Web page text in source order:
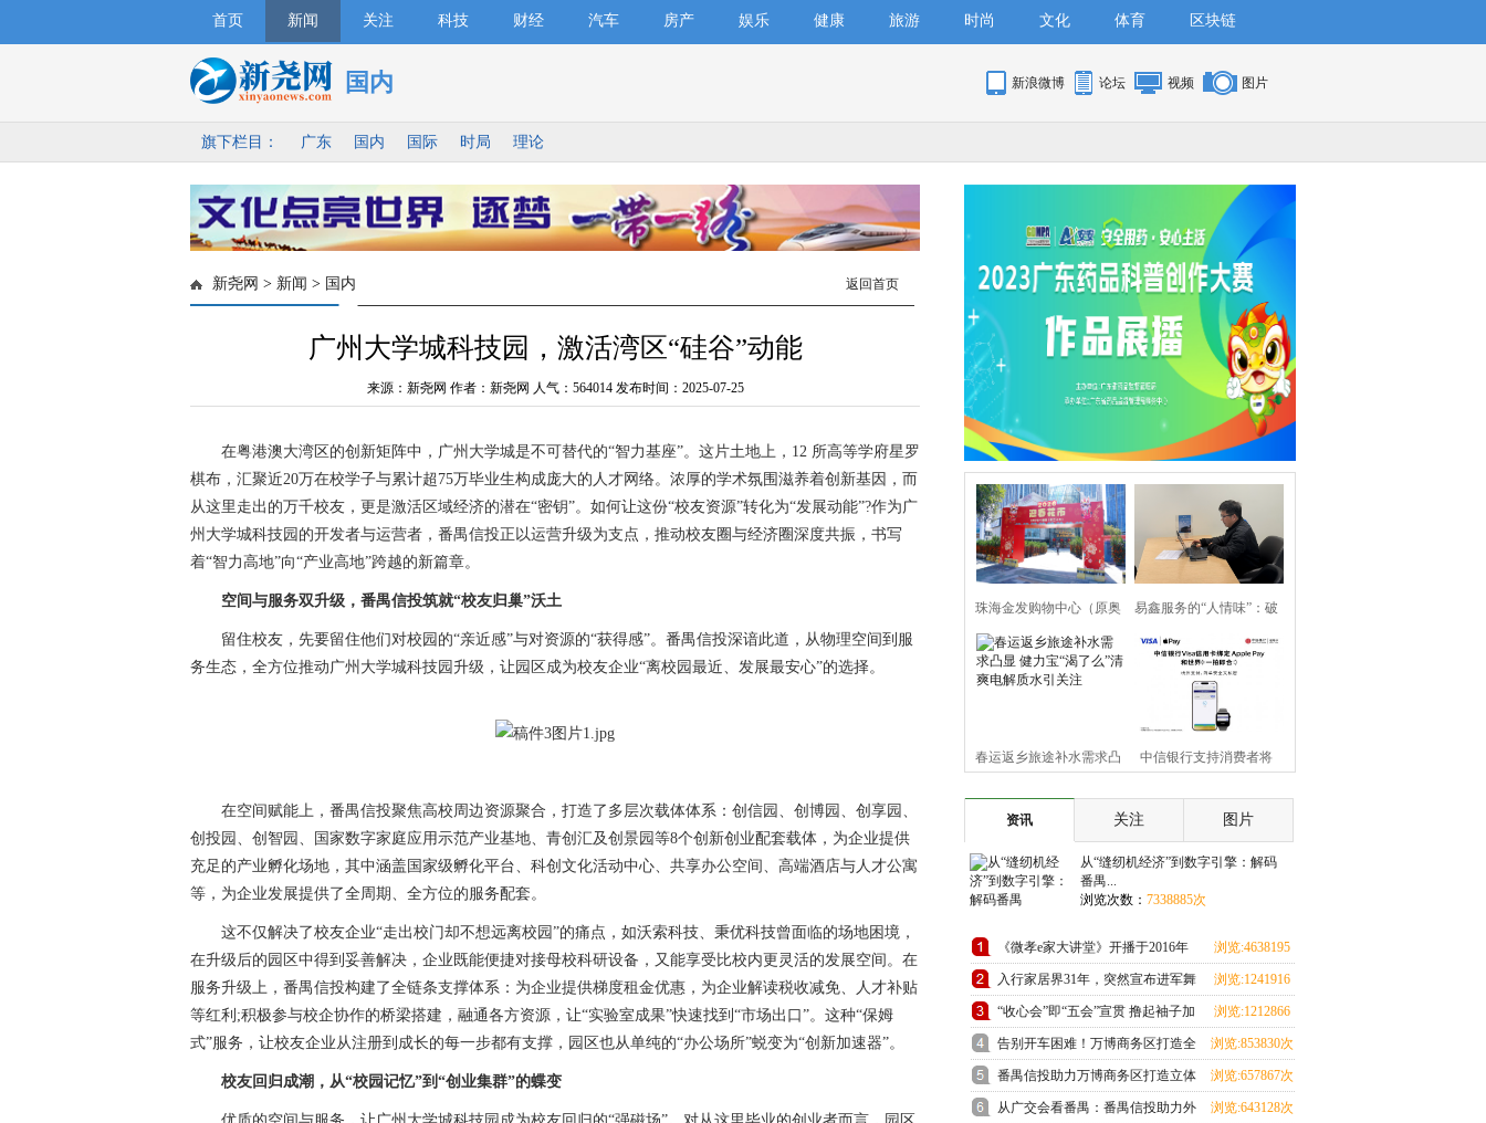
首页 新闻 关注 科技 财经 汽车 房产 娱乐 健康 旅游 时尚 文化 体育 区块链
国内 新浪微博 论坛 视频 图片
旗下栏目： 广东 国内 国际 时局 理论
新尧网 > 新闻 > 国内 返回首页
广州大学城科技园，激活湾区“硅谷”动能
来源：新尧网 作者：新尧网 人气： 564014 发布时间：2025-07-25
在粤港澳大湾区的创新矩阵中，广州大学城是不可替代的“智力基座”。这片土地上，12 所高等学府星罗
棋布，汇聚近20万在校学子与累计超75万毕业生构成庞大的人才网络。浓厚的学术氛围滋养着创新基因，而
从这里走出的万千校友，更是激活区域经济的潜在“密钥”。如何让这份“校友资源”转化为“发展动能”?作为广
州大学城科技园的开发者与运营者，番禺信投正以运营升级为支点，推动校友圈与经济圈深度共振，书写
着“智力高地”向“产业高地”跨越的新篇章。
空间与服务双升级，番禺信投筑就“校友归巢”沃土
留住校友，先要留住他们对校园的“亲近感”与对资源的“获得感”。番禺信投深谙此道，从物理空间到服
务生态，全方位推动广州大学城科技园升级，让园区成为校友企业“离校园最近、发展最安心”的选择。
在空间赋能上，番禺信投聚焦高校周边资源聚合，打造了多层次载体体系：创信园、创博园、创享园、
创投园、创智园、国家数字家庭应用示范产业基地、青创汇及创景园等8个创新创业配套载体，为企业提供
充足的产业孵化场地，其中涵盖国家级孵化平台、科创文化活动中心、共享办公空间、高端酒店与人才公寓
等，为企业发展提供了全周期、全方位的服务配套。
这不仅解决了校友企业“走出校门却不想远离校园”的痛点，如沃索科技、秉优科技曾面临的场地困境，
在升级后的园区中得到妥善解决，企业既能便捷对接母校科研设备，又能享受比校内更灵活的发展空间。在
服务升级上，番禺信投构建了全链条支撑体系：为企业提供梯度租金优惠，为企业解读税收减免、人才补贴
等红利;积极参与校企协作的桥梁搭建，融通各方资源，让“实验室成果”快速找到“市场出口”。这种“保姆
式”服务，让校友企业从注册到成长的每一步都有支撑，园区也从单纯的“办公场所”蜕变为“创新加速器”。
校友回归成潮，从“校园记忆”到“创业集群”的蝶变
珠海金发购物中心（原奥
园广场）联袂珠海市花卉
易鑫服务的“人情味”：破
解购车难题，助网约车夫
妇渡难关
春运返乡旅途补水需求凸
解质水引关注
中信银行支持消费者将
支付更便捷、
资讯 关注 图片
从“缝纫机经济”到数字引擎：解码
番禺...
浏览次数： 7338885次
《微孝e家大讲堂》开播于2016年
浏览:4638195
次
入行家居界31年，突然宣布进军舞
蹈界？红星美凯龙究竟在闹哪
young？！
浏览:1241916
次
“收心会”即“五会”宣贯 撸起袖子加
油干
浏览:1212866
次
告别开车困难！万博商务区打造全
市第一地下环路导航
浏览:853830次
番禺信投助力万博商务区打造立体
交通，重塑番禺出行新格局
浏览:657867次
从广交会看番禺：番禺信投助力外
浏览:643128次